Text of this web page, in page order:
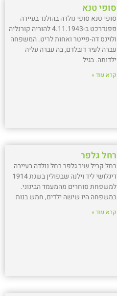
סופי טנא
סופי טנא סופי נולדה בהולנד בעיירה
פפנדרכט ב-4.11.1943 להוריה קורנליה
ולוינס דה-פייטר ואחות לריט. המשפחה
עברה לעיר דובלדם, בה עברה עליה
ילדותה. בגיל
קרא עוד »
רחל גלפר
רחל קריל שיר גלפר רחל נולדה בעיירה
דיגלושי ליד וילנה שבפולין בשנת 1914
למשפחת סוחרים מהמעמד הבינוני.
במשפחה היו שישה ילדים, חמש בנות
קרא עוד »